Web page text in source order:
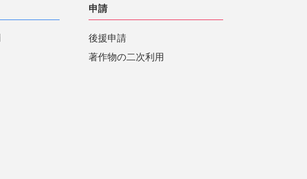
申請
後援申請
著作物の二次利用